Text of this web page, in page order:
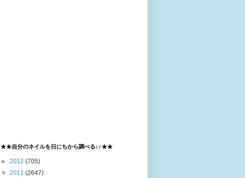
★★自分のネイルを日にちから調べる♪♪★★
► 2012 (705)
▼ 2011 (2647)